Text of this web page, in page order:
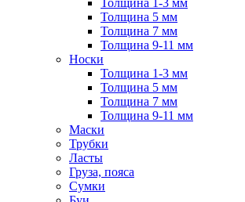
Толщина 1-3 мм
Толщина 5 мм
Толщина 7 мм
Толщина 9-11 мм
Носки
Толщина 1-3 мм
Толщина 5 мм
Толщина 7 мм
Толщина 9-11 мм
Маски
Трубки
Ласты
Груза, пояса
Сумки